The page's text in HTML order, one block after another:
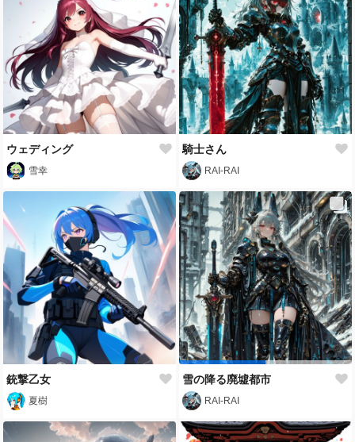
ウェディング
雪幸
騎士さん
RAI-RAI
銃撃乙女
夏樹
雪の降る廃墟都市
RAI-RAI